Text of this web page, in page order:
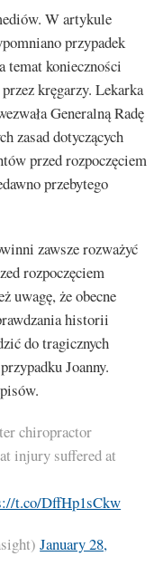
W artykule
przypadek
temat konieczności
kręgarzy. Lekarka
Generalną Radę
zasad dotyczących
przed rozpoczęciem
przebytego
zawsze rozważyć
rozpoczęciem
uwagę, że obecne
historii
do tragicznych
Joanny.
chiropractor
injury suffered at
t.co/DffHp1sCkw
January 28,